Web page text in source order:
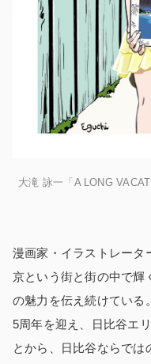
大滝 詠一「A LONG
漫画家・イラストレータ
京という街と街の中で輝
の魅力を伝え続けている
5周年を迎え、日比谷エ
とから、日比谷ならでは